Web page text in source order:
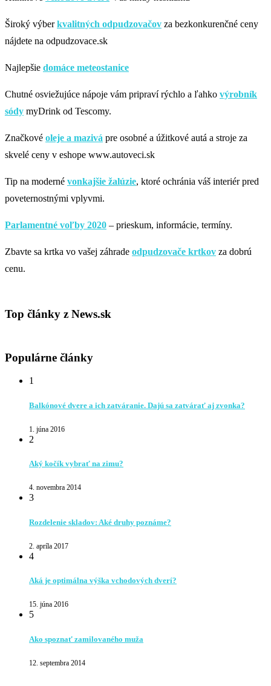
Široký výberkvalitných odpudzovačov za bezkonkurenčné ceny
nájdete na odpudzovace.sk
Najlepšie domáce meteostanice
Chutné osviežujúce nápoje vám pripraví rýchlo a ľahko výrobník
sódy myDrink od Tescomy.
Značkové oleje a mazivá pre osobné a úžitkové autá a stroje za
skvelé ceny v eshope www.autoveci.sk
Tip na moderné vonkajšie žalúzie, ktoré ochránia váš interiér pred
poveternostnými vplyvmi.
Parlamentné voľby 2020 – prieskum, informácie, termíny.
Zbavte sa krtka vo vašej záhrade odpudzovače krtkov za dobrú
cenu.
Top články z News.sk
Populárne články
1
Balkónové dvere a ich zatváranie. Dajú sa zatvárať aj zvonka?
1. júna 2016
2
Aký kočík vybrať na zimu?
4. novembra 2014
3
Rozdelenie skladov: Aké druhy poznáme?
2. apríla 2017
4
Aká je optimálna výška vchodových dverí?
15. júna 2016
5
Ako spoznať zamilovaného muža
12. septembra 2014